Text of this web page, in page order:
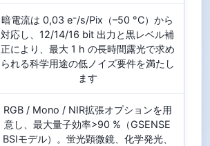
暗電流は 0,03 e⁻/s/Pix（–50 °C）から
対応し、12/14/16 bit 出力と黒レベル補
正により、最大 1 h の長時間露光で求め
られる科学用途の低ノイズ要件を満たし
ます
RGB / Mono / NIR拡張オプションを用
意し、最大量子効率>90 %（GSENSE
BSIモデル）。蛍光顕微鏡、化学発光、